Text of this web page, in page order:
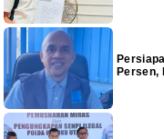
Persen,